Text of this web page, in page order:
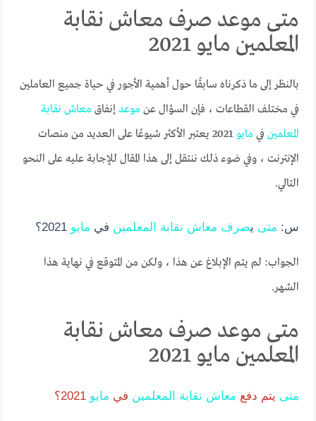
متى موعد صرف معاش نقابة
المعلمين مايو 2021
بالنظر إلى ما ذكرناه سابقًا حول أهمية الأجور في حياة جميع العاملين
في مختلف القطاعات ، فإن السؤال عن موعد إنفاق معاش نقابة
المعلمين في مايو
2021 يعتبر الأكثر شيوعًا على العديد من منصات
الإنترنت ، وفي ضوء ذلك ننتقل إلى هذا المقال للإجابة عليه على النحو
التالي.
س: متى يصرف معاش نقابة المعلمين في مايو 2021؟
الجواب: لم يتم الإبلاغ عن هذا ، ولكن من المتوقع في نهاية هذا
الشهر.
متى موعد صرف معاش نقابة
المعلمين مايو 2021
متى يتم دفع معاش نقابة المعلمين في مايو 2021؟